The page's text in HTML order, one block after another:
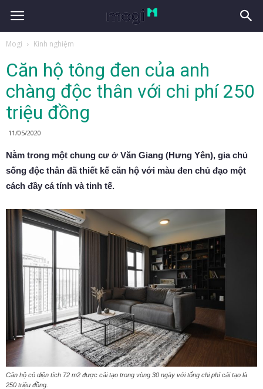
Mogi Kinh nghiệm
Căn hộ tông đen của anh
chàng độc thân với chi phí 250
triệu đồng
11/05/2020
Nằm trong một chung cư ở Văn Giang (Hưng Yên), gia chủ
sống độc thân đã thiết kế căn hộ với màu đen chủ đạo một
cách đầy cá tính và tinh tế.
Căn hộ có diện tích 72 m2 được cải tạo trong vòng 30 ngày với tổng chi phí cải tạo là
250 triệu đồng.